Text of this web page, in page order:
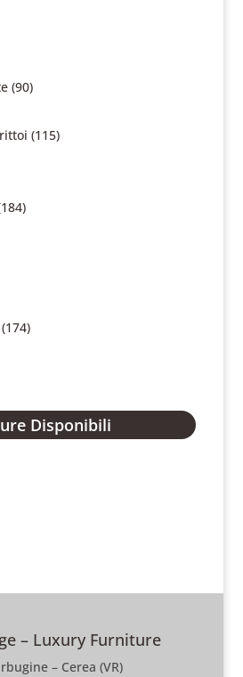
(90)
(115)
(174)
Disponibili
– Luxury Furniture
– Cerea (VR)